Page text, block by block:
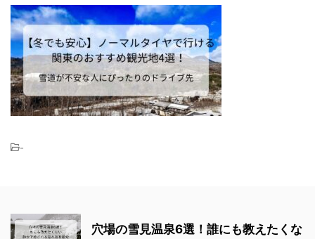
-
穴場の雪見温泉6選！誰にも教えたくな